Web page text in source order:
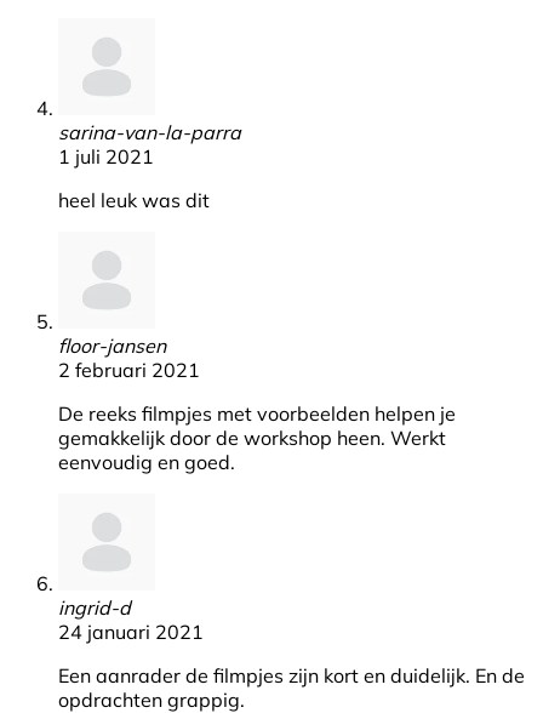
sarina-van-la-parra
1 juli 2021
heel leuk was dit
floor-jansen
2 februari 2021
De reeks filmpjes met voorbeelden helpen je
gemakkelijk door de workshop heen. Werkt
eenvoudig en goed.
ingrid-d
24 januari 2021
Een aanrader de filmpjes zijn kort en duidelijk. En de
opdrachten grappig.